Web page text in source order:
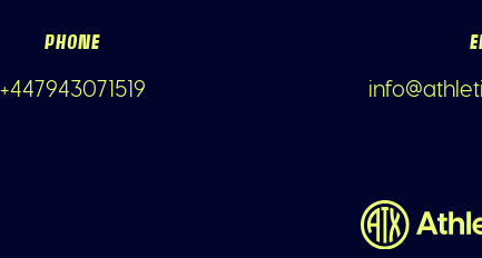
PHONE
+447943071519